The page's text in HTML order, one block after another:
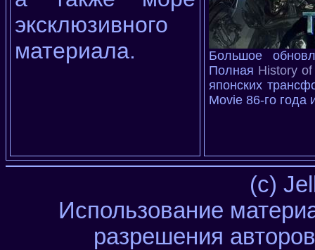
Большое
Полная History
японских
Movie 86-го года
эксклюзивного
материала.
(c)
Использование
разрешения